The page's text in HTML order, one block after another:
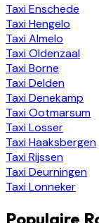
TaxiEnschede
TaxiHengelo
TaxiAlmelo
TaxiOldenzaal
TaxiBorne
TaxiDelden
TaxiDenekamp
TaxiOotmarsum
TaxiLosser
TaxiHaaksbergen
TaxiRijssen
TaxiDeurningen
TaxiLonneker
Populaire